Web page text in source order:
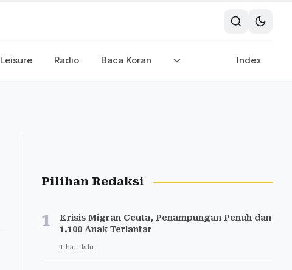
Leisure Radio Baca Koran Index
Pilihan Redaksi
1
Krisis Migran Ceuta, Penampungan Penuh dan
1.100 Anak Terlantar
1 hari lalu